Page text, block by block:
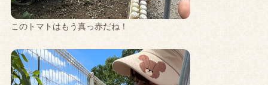
このトマトはもう真っ赤だね！